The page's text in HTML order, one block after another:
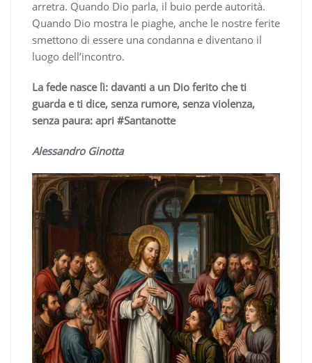
arretra. Quando Dio parla, il buio perde autorità.
Quando Dio mostra le piaghe, anche le nostre ferite
smettono di essere una condanna e diventano il
luogo dell’incontro.
La fede nasce lì: davanti a un Dio ferito che ti
guarda e ti dice, senza rumore, senza violenza,
senza paura: apri #Santanotte
Alessandro Ginotta